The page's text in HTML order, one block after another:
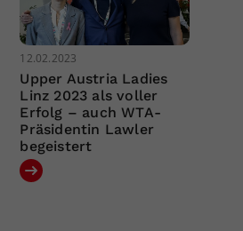
12.02.2023
Upper Austria Ladies
Linz 2023 als voller
Erfolg – auch WTA-
Präsidentin Lawler
begeistert